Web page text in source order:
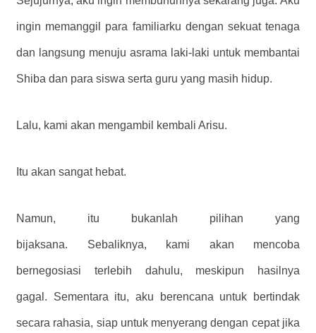
ingin memanggil para familiarku dengan sekuat tenaga
dan langsung menuju asrama laki-laki untuk membantai
Shiba dan para siswa serta guru yang masih hidup.
Lalu, kami akan mengambil kembali Arisu.
Itu akan sangat hebat.
Namun, itu bukanlah pilihan yang
bijaksana. Sebaliknya, kami akan mencoba
bernegosiasi terlebih dahulu, meskipun hasilnya
gagal. Sementara itu, aku berencana untuk bertindak
secara rahasia, siap untuk menyerang dengan cepat jika